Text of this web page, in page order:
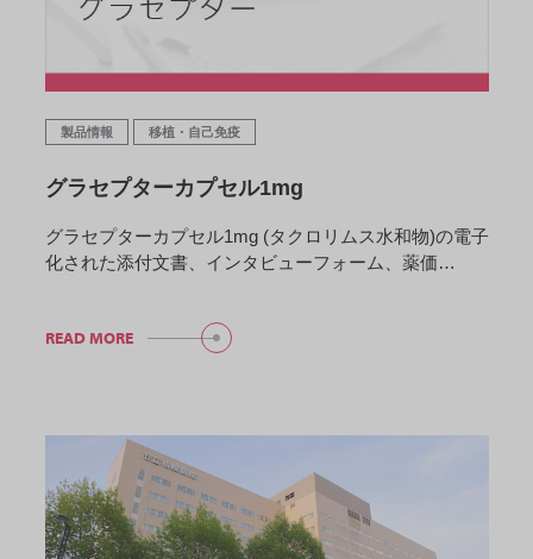
製品情報 移植・自己免疫
グラセプターカプセル1mg
グラセプターカプセル1mg (タクロリムス水和物)の電子
化された添付文書、インタビューフォーム、薬価…
READ MORE